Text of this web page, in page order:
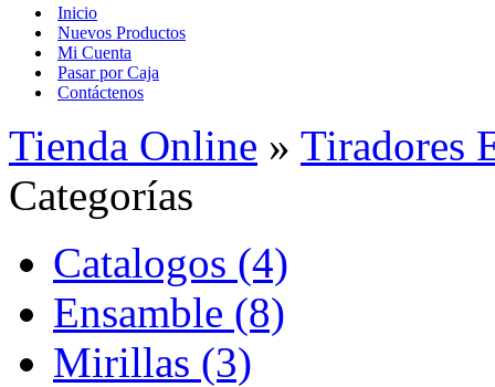
Inicio
Nuevos Productos
Mi Cuenta
Pasar por Caja
Contáctenos
Tienda Online » Tiradores
Categorías
Catalogos (4)
Ensamble (8)
Mirillas (3)